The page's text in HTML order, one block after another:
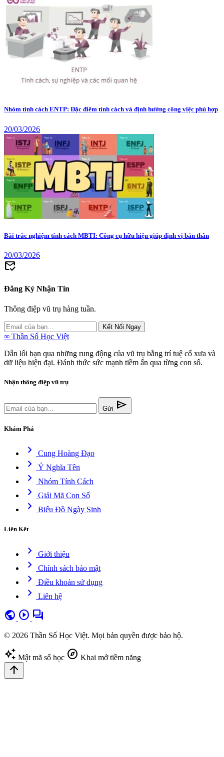
Nhóm tính cách ENTP: Đặc điểm tính cách và định hướng công việc phù hợp
20/03/2026
Bài trắc nghiệm tính cách MBTI: Công cụ hữu hiệu giúp định vị bản thân
20/03/2026
mark_email_read
Đăng Ký Nhận Tin
Thông điệp vũ trụ hàng tuần.
Kết Nối Ngay
∞ Thần Số Học Việt
Dẫn lối bạn qua những rung động của vũ trụ bằng trí tuệ cổ xưa và
dữ liệu hiện đại. Đánh thức sức mạnh tiềm ẩn qua từng con số.
Nhận thông điệp vũ trụ
Gửi send
Khám Phá
chevron_right Cung Hoàng Đạo
chevron_right Ý Nghĩa Tên
chevron_right Nhóm Tính Cách
chevron_right Giải Mã Con Số
chevron_right Biểu Đồ Ngày Sinh
Liên Kết
chevron_right Giới thiệu
chevron_right Chính sách bảo mật
chevron_right Điều khoản sử dụng
chevron_right Liên hệ
public play_circle forum
© 2026 Thần Số Học Việt. Mọi bản quyền được bảo hộ.
auto_awesome Mật mã số học explore Khai mở tiềm năng
arrow_upward